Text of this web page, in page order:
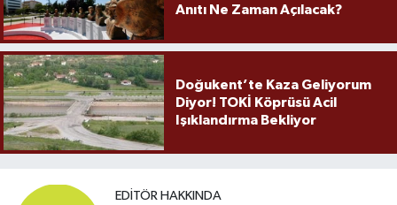
Anıtı Ne Zaman Açılacak?
Doğukent’te Kaza Geliyorum
Diyor! TOKİ Köprüsü Acil
Işıklandırma Bekliyor
EDITÖR HAKKINDA